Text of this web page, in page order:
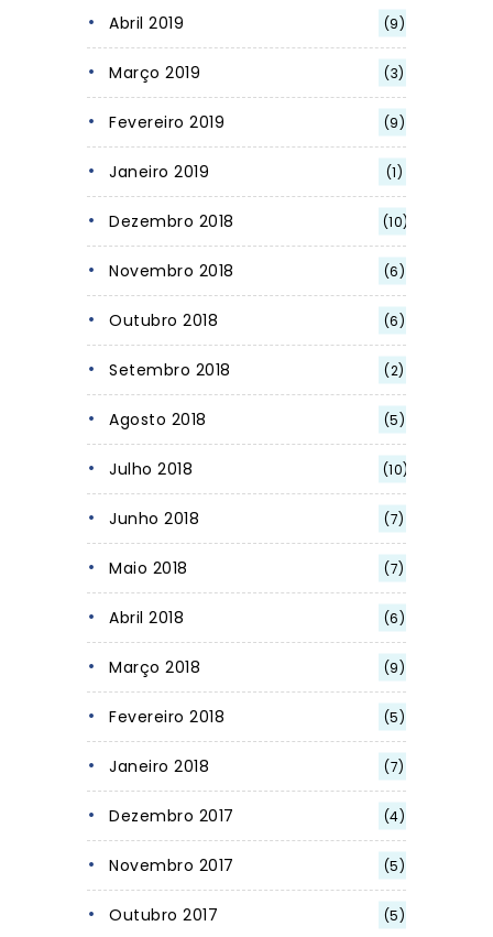
Abril 2019 (9)
Março 2019 (3)
Fevereiro 2019 (9)
Janeiro 2019 (1)
Dezembro 2018 (10)
Novembro 2018 (6)
Outubro 2018 (6)
Setembro 2018 (2)
Agosto 2018 (5)
Julho 2018 (10)
Junho 2018 (7)
Maio 2018 (7)
Abril 2018 (6)
Março 2018 (9)
Fevereiro 2018 (5)
Janeiro 2018 (7)
Dezembro 2017 (4)
Novembro 2017 (5)
Outubro 2017 (5)